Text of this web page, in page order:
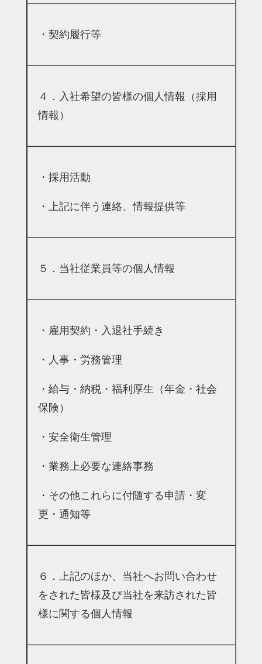
・契約履行等
４．入社希望の皆様の個人情報（採用
情報）
・採用活動
・上記に伴う連絡、情報提供等
５．当社従業員等の個人情報
・雇用契約・入退社手続き
・人事・労務管理
・給与・納税・福利厚生（年金・社会
保険）
・安全衛生管理
・業務上必要な連絡事務
・その他これらに付随する申請・変
更・通知等
６．上記のほか、当社へお問い合わせ
をされた皆様及び当社を来訪された皆
様に関する個人情報